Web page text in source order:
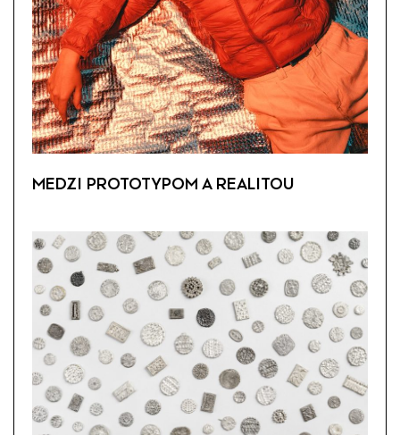
MEDZI PROTOTYPOM A REALITOU